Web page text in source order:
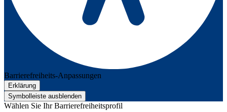
Barrierefreiheits-Anpassungen
Erklärung
Symbolleiste ausblenden
Wählen Sie Ihr Barrierefreiheitsprofil